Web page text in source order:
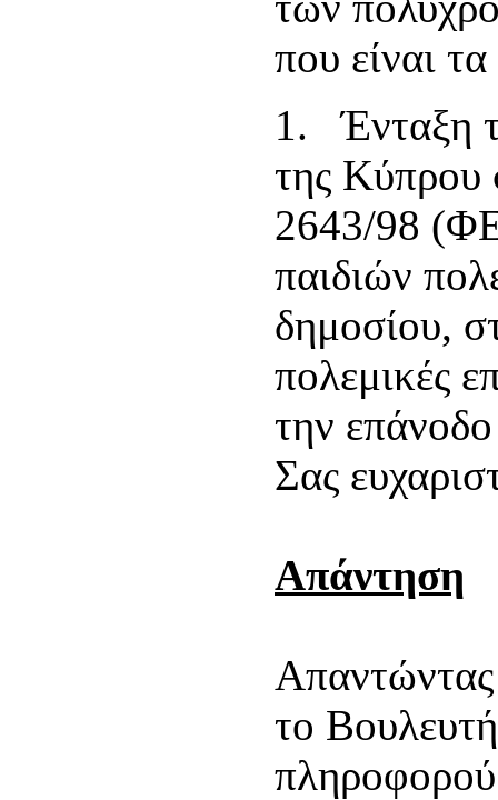
που είναι
1. Ένταξη
της Κύπρου
2643/98
παιδιών
δημοσίου,
πολεμικές
την
Σας
Απάντηση
το